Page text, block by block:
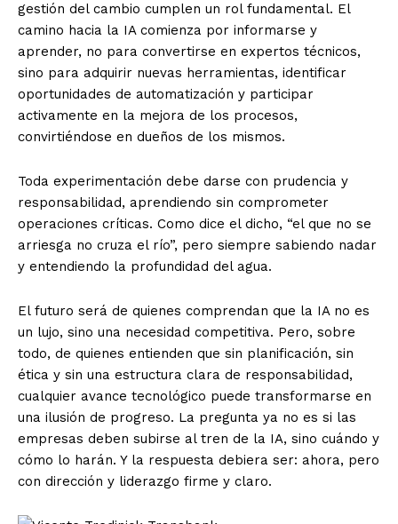
gestión del cambio cumplen un rol fundamental. El
camino hacia la IA comienza por informarse y
aprender, no para convertirse en expertos técnicos,
sino para adquirir nuevas herramientas, identificar
oportunidades de automatización y participar
activamente en la mejora de los procesos,
convirtiéndose en dueños de los mismos.
Toda experimentación debe darse con prudencia y
responsabilidad, aprendiendo sin comprometer
operaciones críticas. Como dice el dicho, “el que no se
arriesga no cruza el río”, pero siempre sabiendo nadar
y entendiendo la profundidad del agua.
El futuro será de quienes comprendan que la IA no es
un lujo, sino una necesidad competitiva. Pero, sobre
todo, de quienes entienden que sin planificación, sin
ética y sin una estructura clara de responsabilidad,
cualquier avance tecnológico puede transformarse en
una ilusión de progreso. La pregunta ya no es si las
empresas deben subirse al tren de la IA, sino cuándo y
cómo lo harán. Y la respuesta debiera ser: ahora, pero
con dirección y liderazgo firme y claro.